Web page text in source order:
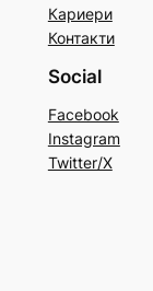
Кариери
Контакти
Social
Facebook
Instagram
Twitter/X